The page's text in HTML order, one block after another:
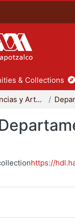
& Collections
División de Ciencias y Artes para el Diseño
https://